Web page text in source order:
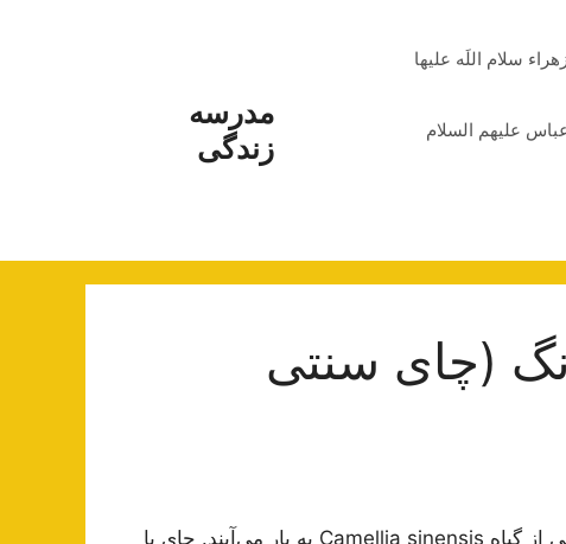
مدرسه
زندگی
سلام اللَه علیها
علیهم السلام
(چای سنتی
چای سیاه، سبز، اولانگ (چای سنتی چینی) و سفید همگی از گیاه Camellia sinensis به بار می‌آیند. چای با